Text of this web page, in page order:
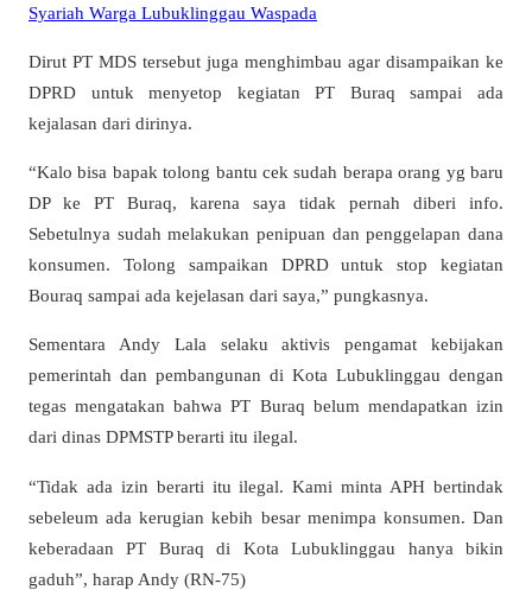
Syariah Warga Lubuklinggau Waspada
Dirut PT MDS tersebut juga menghimbau agar disampaikan ke
DPRD untuk menyetop kegiatan PT Buraq sampai ada
kejalasan dari dirinya.
“Kalo bisa bapak tolong bantu cek sudah berapa orang yg baru
DP ke PT Buraq, karena saya tidak pernah diberi info.
Sebetulnya sudah melakukan penipuan dan penggelapan dana
konsumen. Tolong sampaikan DPRD untuk stop kegiatan
Bouraq sampai ada kejelasan dari saya,” pungkasnya.
Sementara Andy Lala selaku aktivis pengamat kebijakan
pemerintah dan pembangunan di Kota Lubuklinggau dengan
tegas mengatakan bahwa PT Buraq belum mendapatkan izin
dari dinas DPMSTP berarti itu ilegal.
“Tidak ada izin berarti itu ilegal. Kami minta APH bertindak
sebeleum ada kerugian kebih besar menimpa konsumen. Dan
keberadaan PT Buraq di Kota Lubuklinggau hanya bikin
gaduh”, harap Andy (RN-75)